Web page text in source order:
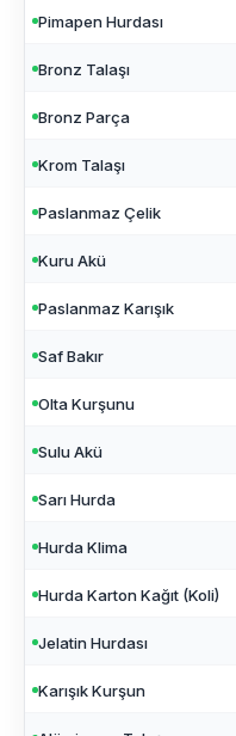
Pimapen Hurdası
Bronz Talaşı
Bronz Parça
Krom Talaşı
Paslanmaz Çelik
Kuru Akü
Paslanmaz Karışık
Saf Bakır
Olta Kurşunu
Sulu Akü
Sarı Hurda
Hurda Klima
Hurda Karton Kağıt (Koli)
Jelatin Hurdası
Karışık Kurşun